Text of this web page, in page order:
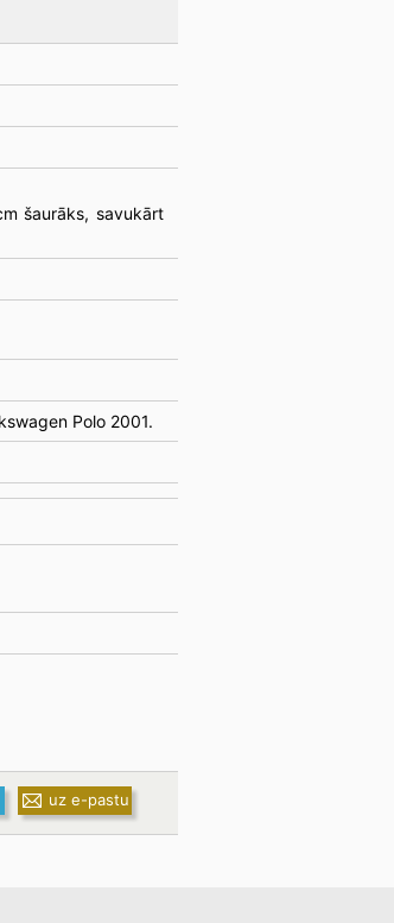
šaurāks, savukārt
Polo 2001.
uz e-pastu